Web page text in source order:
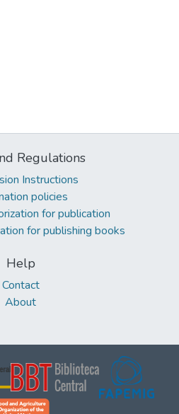
Regulations
Instructions
policies
for publication
for publishing books
Help
Contact
About